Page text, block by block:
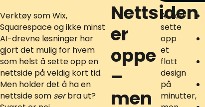
Verktøy som Wix,
Squarespace og ikke minst
AI-drevne løsninger har
gjort det mulig for hvem
som helst å sette opp en
nettside på veldig kort tid.
Men holder det å ha en
nettside som serbra ut?
Nettsiden
er
oppe
–
men
AI kan
sette
opp
et
flott
design
på
minutter,